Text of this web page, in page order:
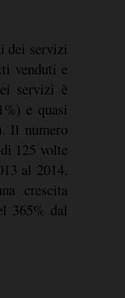
dei servizi
venduti e
servizi è
e quasi
Il numero
125 volte
al 2014.
crescita
365% dal